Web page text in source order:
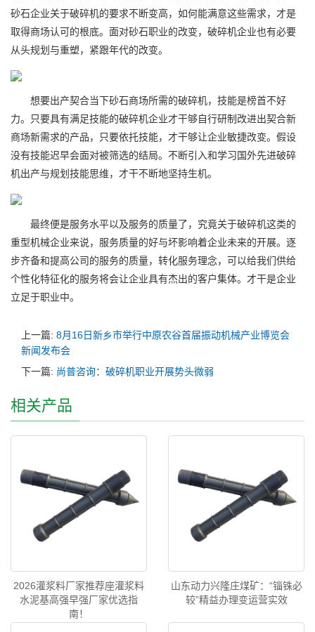
砂石企业关于破碎机的要求不断变高，如何能满意这些需求，才是
取得商场认可的根底。面对砂石职业的改变，破碎机企业也有必要
从头规划与重塑，紧跟年代的改变。
想要出产契合当下砂石商场所需的破碎机，技能是榜首不好
力。只要具有满足技能的破碎机企业才干够自行研制改进出契合新
商场新需求的产品，只要依托技能，才干够让企业敏捷改变。假设
没有技能迟早会面对被筛选的结局。不断引入和学习国外先进破碎
机出产与规划技能思维，才干不断地坚持生机。
最终便是服务水平以及服务的质量了，究竟关于破碎机这类的
重型机械企业来说，服务质量的好与坏影响着企业未来的开展。逐
步齐备和提高公司的服务的质量，转化服务理念，可以给我们供给
个性化特征化的服务将会让企业具有杰出的客户集体。才干是企业
立足于职业中。
上一篇: 8月16日新乡市举行中原农谷首届振动机械产业博览会
新闻发布会
下一篇: 尚普咨询：破碎机职业开展势头微弱
相关产品
2026灌浆料厂家推荐座灌浆料
水泥基高强早强厂家优选指
南！
山东动力兴隆庄煤矿：“锱铢必
较”精益办理变运营实效